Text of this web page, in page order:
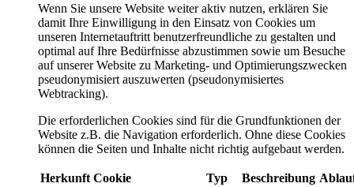
Wenn Sie unsere Website weiter aktiv nutzen, erklären Sie
damit Ihre Einwilligung in den Einsatz von Cookies um
unseren Internetauftritt benutzerfreundliche zu gestalten und
optimal auf Ihre Bedürfnisse abzustimmen sowie um Besuche
auf unserer Website zu Marketing- und Optimierungszwecken
pseudonymisiert auszuwerten (pseudonymisiertes
Webtracking).
Die erforderlichen Cookies sind für die Grundfunktionen der
Website z.B. die Navigation erforderlich. Ohne diese Cookies
können die Seiten und Inhalte nicht richtig aufgebaut werden.
Herkunft Cookie Typ Beschreibung